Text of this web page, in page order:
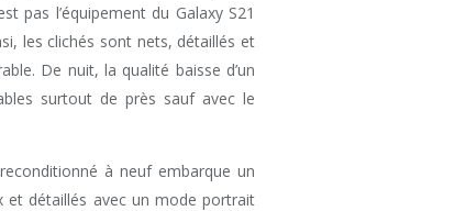
pas l’équipement du Galaxy S21
les clichés sont nets, détaillés et
De nuit, la qualité baisse d’un
surtout de près sauf avec le
à neuf embarque un
et détaillés avec un mode portrait